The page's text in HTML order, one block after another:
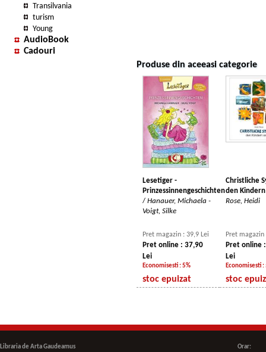
Transilvania
turism
Young
AudioBook
Cadouri
Produse din aceeasi categorie
Lesetiger -
Prinzessinnengeschichten
/ Hanauer, Michaela -
Voigt, Silke
Christliche
den
Rose, Heidi
Pret magazin : 39,9 Lei
Pret online : 37,90
Lei
Economisesti : 5%
Pret magazin
Pret online
Lei
Economisesti :
stoc epuizat stoc
Libraria de Arta Gaudeamus
Orar: